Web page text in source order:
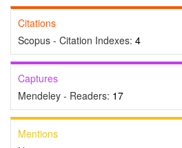
Citations
Scopus - Citation Indexes: 4
Captures
Mendeley - Readers: 17
Mentions